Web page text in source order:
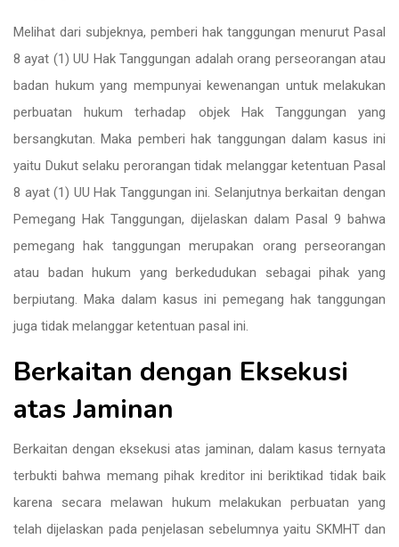
Melihat dari subjeknya, pemberi hak tanggungan menurut Pasal
8 ayat (1) UU Hak Tanggungan adalah orang perseorangan atau
badan hukum yang mempunyai kewenangan untuk melakukan
perbuatan hukum terhadap objek Hak Tanggungan yang
bersangkutan. Maka pemberi hak tanggungan dalam kasus ini
yaitu Dukut selaku perorangan tidak melanggar ketentuan Pasal
8 ayat (1) UU Hak Tanggungan ini. Selanjutnya berkaitan dengan
Pemegang Hak Tanggungan, dijelaskan dalam Pasal 9 bahwa
pemegang hak tanggungan merupakan orang perseorangan
atau badan hukum yang berkedudukan sebagai pihak yang
berpiutang. Maka dalam kasus ini pemegang hak tanggungan
juga tidak melanggar ketentuan pasal ini.
Berkaitan dengan Eksekusi
atas Jaminan
Berkaitan dengan eksekusi atas jaminan, dalam kasus ternyata
terbukti bahwa memang pihak kreditor ini beriktikad tidak baik
karena secara melawan hukum melakukan perbuatan yang
telah dijelaskan pada penjelasan sebelumnya yaitu SKMHT dan